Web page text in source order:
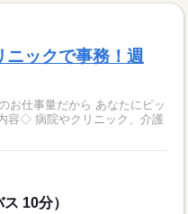
ニックで事務！週
お仕事量だから あなたにピッ
10分）